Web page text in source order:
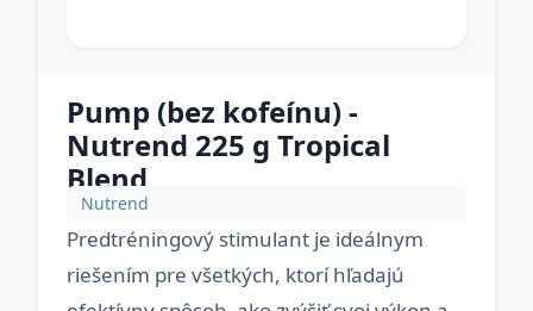
Pump (bez kofeínu) -
Nutrend 225 g Tropical
Blend
Nutrend
Predtréningový stimulant je ideálnym
riešením pre všetkých, ktorí hľadajú